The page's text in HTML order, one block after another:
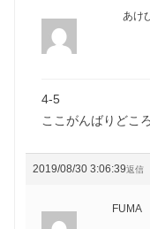
あけ
4-5
ここがんばりどこ
2019/08/30 3:06:39返信
FUMA